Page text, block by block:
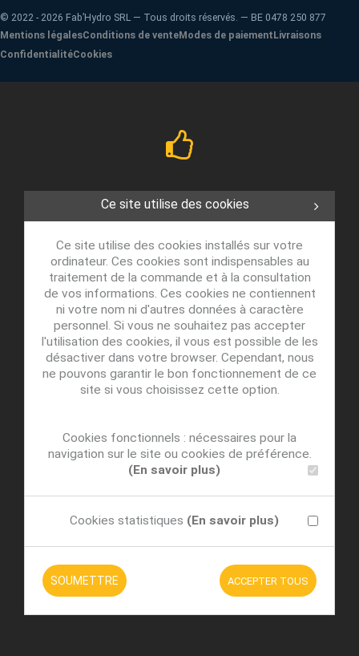
© 2022 - 2026 Fab’Hydro SRL — Tous droits réservés. — BE 0478 250 877
Mentions légalesConditions de venteModes de paiementLivraisons
ConfidentialitéCookies
Ce site utilise des cookies
Ce site utilise des cookies installés sur votre
ordinateur. Ces cookies sont indispensables au
traitement de la commande et à la consultation
de vos informations. Ces cookies ne contiennent
ni votre nom ni d'autres données à caractère
personnel. Si vous ne souhaitez pas accepter
l'utilisation des cookies, il vous est possible de les
désactiver dans votre browser. Cependant, nous
ne pouvons garantir le bon fonctionnement de ce
site si vous choisissez cette option.
Cookies fonctionnels : nécessaires pour la
navigation sur le site ou cookies de préférence.
(En savoir plus)
Cookies statistiques (En savoir plus)
SOUMETTRE ACCEPTER TOUS